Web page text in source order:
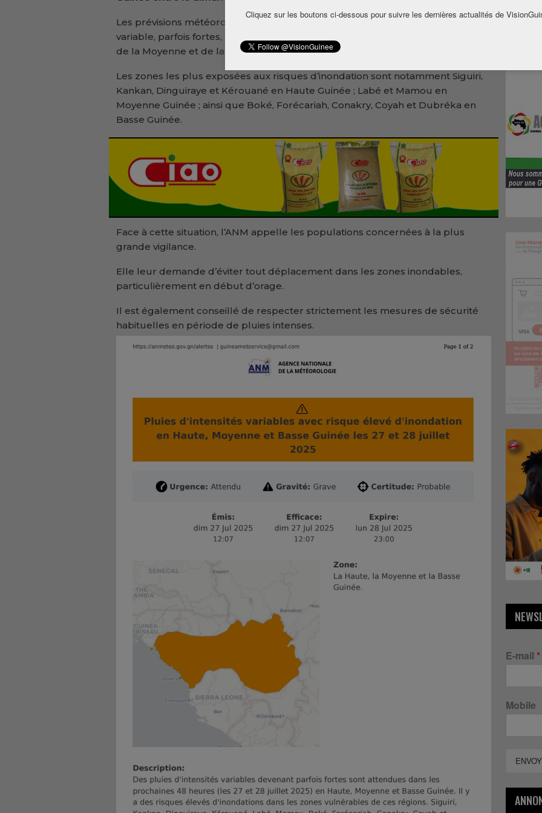
Les prévisions météorologiques indiquent que des précipitations d’intensité
variable, parfois fortes, sont attendues dans plusieurs préfectures de la Haute,
de la Moyenne et de la Basse Guinée.
Les zones les plus exposées aux risques d’inondation sont notamment Siguiri,
Kankan, Dinguiraye et Kérouané en Haute Guinée ; Labé et Mamou en
Moyenne Guinée ; ainsi que Boké, Forécariah, Conakry, Coyah et Dubréka en
Basse Guinée.
Face à cette situation, l’ANM appelle les populations concernées à la plus
grande vigilance.
Elle leur demande d’éviter tout déplacement dans les zones inondables,
particulièrement en début d’orage.
Il est également conseillé de respecter strictement les mesures de sécurité
habituelles en période de pluies intenses.
E-mail *
Mobile
Cliquez sur les boutons ci-dessous pour suivre les dernières actualités de